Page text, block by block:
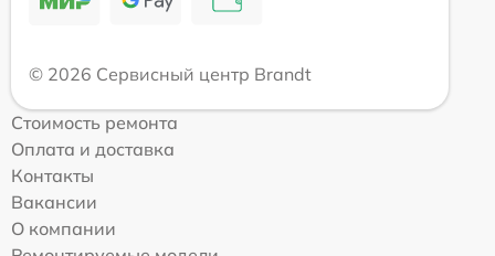
© 2026 Сервисный центр Brandt
Стоимость ремонта
Оплата и доставка
Контакты
Вакансии
О компании